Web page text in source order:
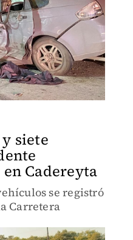
siete
Cadereyta
se registró
Carretera